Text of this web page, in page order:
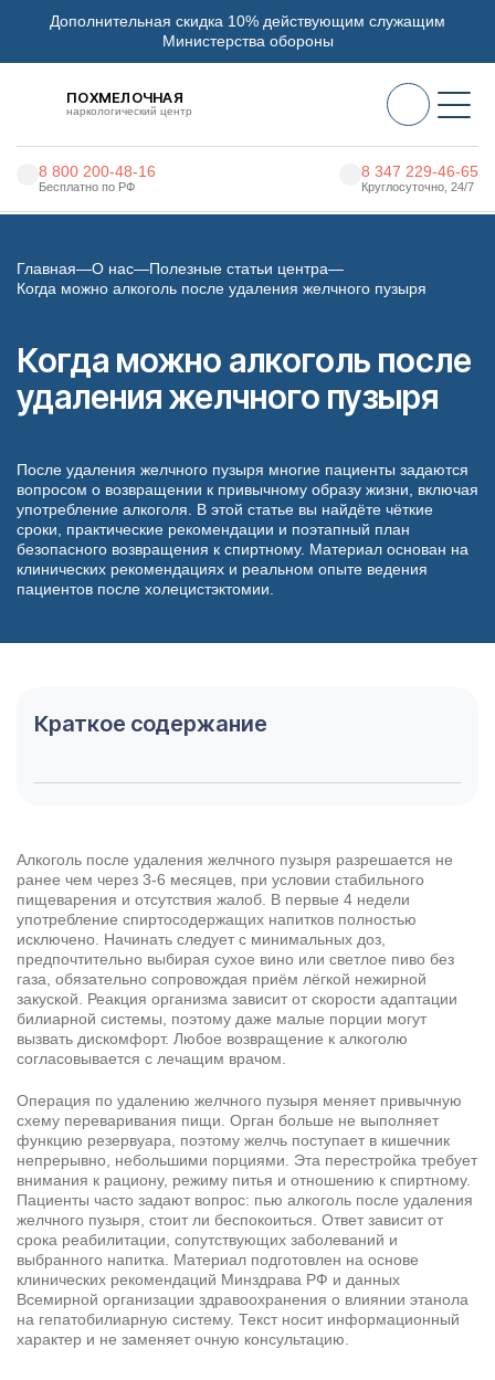
Дополнительная скидка 10% действующим служащим
Министерства обороны
ПОХМЕЛОЧНАЯ
наркологический центр
8 800 200-48-16
Бесплатно по РФ
8 347 229-46-65
Круглосуточно, 24/7
Наркомания
Психиатрия
Реабилитация
О нас
Контакты
8 800 200-48-16
ООО «Медицинская компания «Наркологический центр»
Главная О нас
Полезные статьи центра
Когда можно алкоголь после удаления желчного пузыря
Когда можно алкоголь после
удаления желчного пузыря
После удаления желчного пузыря многие пациенты задаются
вопросом о возвращении к привычному образу жизни, включая
употребление алкоголя. В этой статье вы найдёте чёткие
сроки, практические рекомендации и поэтапный план
безопасного возвращения к спиртному. Материал основан на
клинических рекомендациях и реальном опыте ведения
пациентов после холецистэктомии.
Краткое содержание
Алкоголь после удаления желчного пузыря разрешается не
ранее чем через 3-6 месяцев, при условии стабильного
пищеварения и отсутствия жалоб. В первые 4 недели
употребление спиртосодержащих напитков полностью
исключено. Начинать следует с минимальных доз,
предпочтительно выбирая сухое вино или светлое пиво без
газа, обязательно сопровождая приём лёгкой нежирной
закуской. Реакция организма зависит от скорости адаптации
билиарной системы, поэтому даже малые порции могут
вызвать дискомфорт. Любое возвращение к алкоголю
согласовывается с лечащим врачом.
Операция по удалению желчного пузыря меняет привычную
схему переваривания пищи. Орган больше не выполняет
функцию резервуара, поэтому желчь поступает в кишечник
непрерывно, небольшими порциями. Эта перестройка требует
внимания к рациону, режиму питья и отношению к спиртному.
Пациенты часто задают вопрос: пью алкоголь после удаления
желчного пузыря, стоит ли беспокоиться. Ответ зависит от
срока реабилитации, сопутствующих заболеваний и
выбранного напитка. Материал подготовлен на основе
клинических рекомендаций Минздрава РФ и данных
Всемирной организации здравоохранения о влиянии этанола
на гепатобилиарную систему. Текст носит информационный
характер и не заменяет очную консультацию